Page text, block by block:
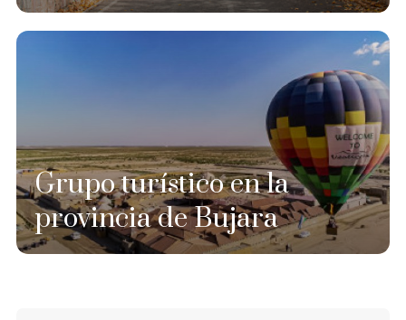
Grupo turístico en la
provincia de Bujara